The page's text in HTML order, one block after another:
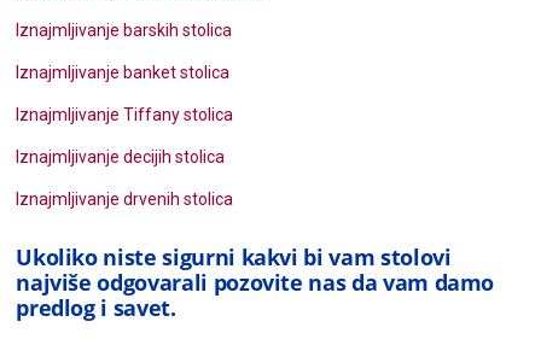
Iznajmljivanje barskih stolica
Iznajmljivanje banket stolica
Iznajmljivanje Tiffany stolica
Iznajmljivanje decijih stolica
Iznajmljivanje drvenih stolica
Ukoliko niste sigurni kakvi bi vam stolovi
najviše odgovarali pozovite nas da vam damo
predlog i savet.